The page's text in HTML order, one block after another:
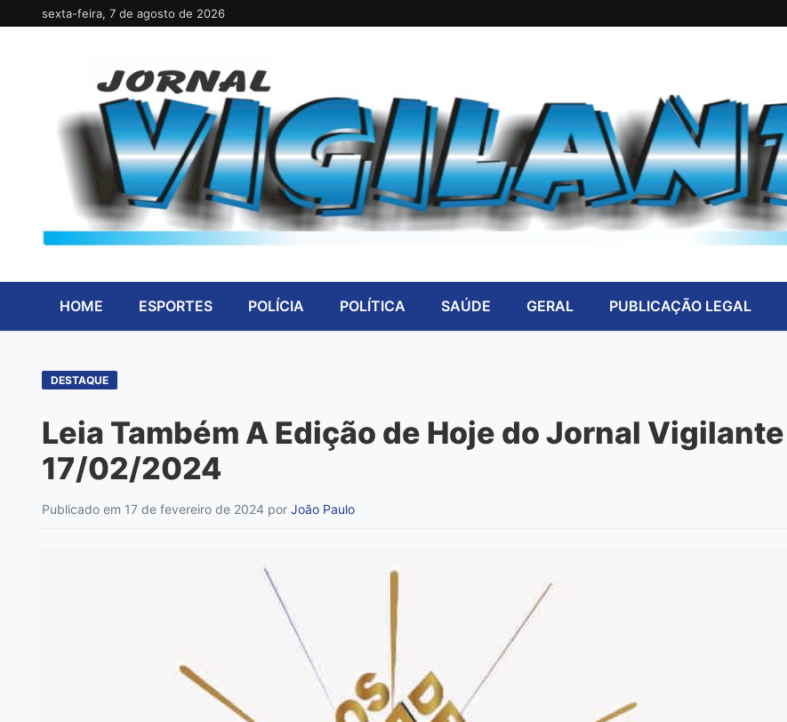
para
sexta-feira, 7 de agosto de 2026
HOME ESPORTES POLÍCIA POLÍTICA SAÚDE GERAL PUBLICAÇÃO LEGAL
DESTAQUE
Leia Também A Edição de Hoje do Jornal Vigilante
17/02/2024
Publicado em 17 de fevereiro de 2024 por João Paulo